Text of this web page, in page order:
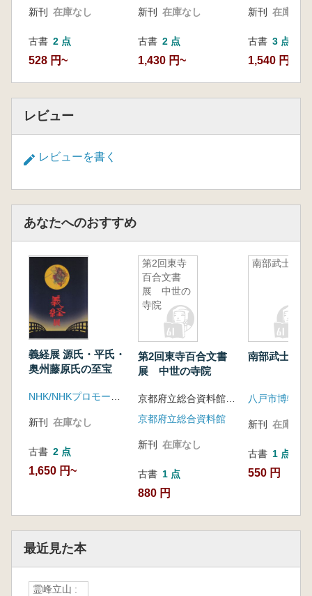
新刊 在庫なし
古書 2 点
528 円~
新刊 在庫なし
古書 2 点
1,430 円~
新刊 在庫なし
古書 3 点
1,540 円~
レビュー
レビューを書く
あなたへのおすすめ
義経展 源氏・平氏・
奥州藤原氏の至宝
新刊 在庫なし
古書 2 点
1,650 円~
第2回東寺
百合文書
展 中世の
寺院
第2回東寺百合文書
展 中世の寺院
京都府立総合資料館
新刊 在庫なし
古書 1 点
880 円
南部武士展
南部武士展
八戸市博物館
新刊 在庫なし
古書 1 点
550 円
最近見た本
霊峰立山 :